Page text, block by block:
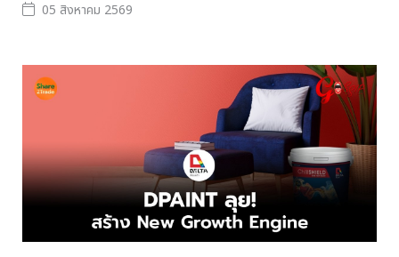
05 สิงหาคม 2569